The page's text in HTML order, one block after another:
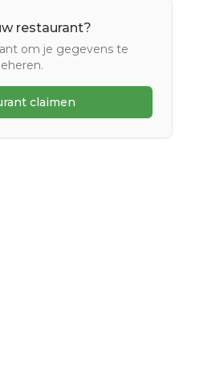
restaurant?
om je gegevens te
claimen